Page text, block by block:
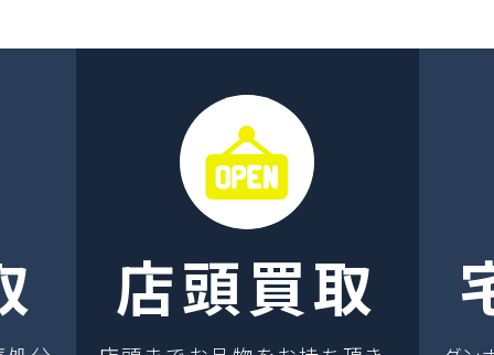
店頭買取